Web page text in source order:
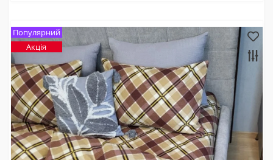
Популярний
Акція